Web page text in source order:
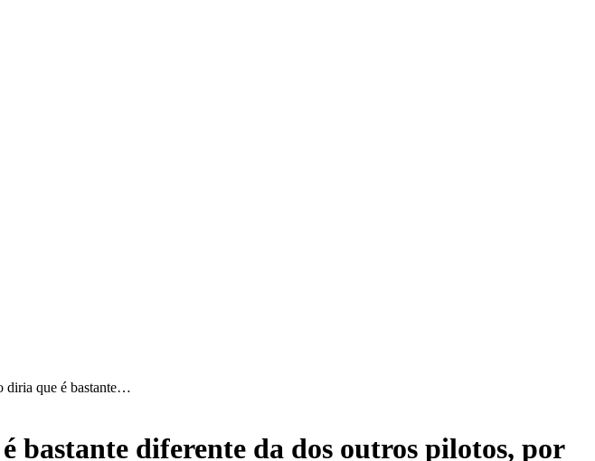
diria que é bastante…
diferente da dos outros pilotos, por